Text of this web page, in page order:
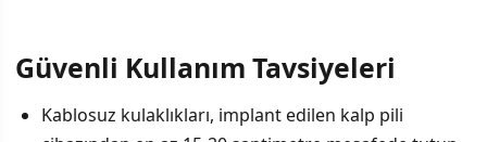
Güvenli Kullanım Tavsiyeleri
Kablosuz kulaklıkları, implant edilen kalp pili